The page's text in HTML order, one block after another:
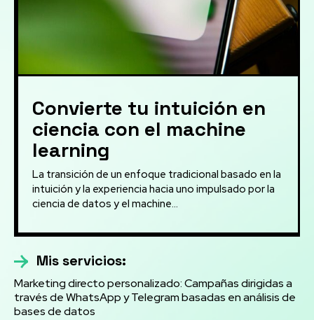
Convierte tu intuición en
ciencia con el machine
learning
La transición de un enfoque tradicional basado en la
intuición y la experiencia hacia uno impulsado por la
ciencia de datos y el machine...
Mis servicios:
Marketing directo personalizado: Campañas dirigidas a
través de WhatsApp y Telegram basadas en análisis de
bases de datos